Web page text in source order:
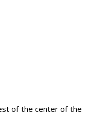
of the center of the